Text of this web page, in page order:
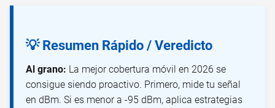
💡 Resumen Rápido / Veredicto
Al grano: La mejor cobertura móvil en 2026 se
consigue siendo proactivo. Primero, mide tu señal
en dBm. Si es menor a -95 dBm, aplica estrategias